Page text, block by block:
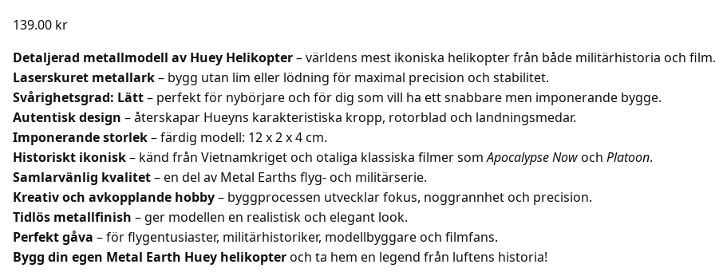
139.00 kr
Detaljerad metallmodell av Huey Helikopter– världens mest ikoniska helikopter från både militärhistoria och film.
Laserskuret metallark– bygg utan lim eller lödning för maximal precision och stabilitet.
Svårighetsgrad: Lätt– perfekt för nybörjare och för dig som vill ha ett snabbare men imponerande bygge.
Autentisk design – återskapar Hueyns karakteristiska kropp, rotorblad och landningsmedar.
Imponerande storlek– färdig modell: 12 x 2 x 4 cm.
Historiskt ikonisk– känd från Vietnamkriget och otaliga klassiska filmer somApocalypse Nowoch Platoon.
Samlarvänlig kvalitet– en del av Metal Earths flyg- och militärserie.
Kreativ och avkopplande hobby– byggprocessen utvecklar fokus, noggrannhet och precision.
Tidlös metallfinish – ger modellen en realistisk och elegant look.
Perfekt gåva – för flygentusiaster, militärhistoriker, modellbyggare och filmfans.
Bygg din egen Metal Earth Huey helikopteroch ta hem en legend från luftens historia!